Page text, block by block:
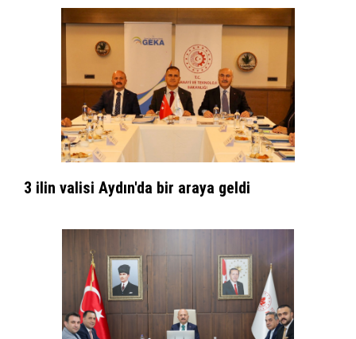
3 ilin valisi Aydın'da bir araya geldi